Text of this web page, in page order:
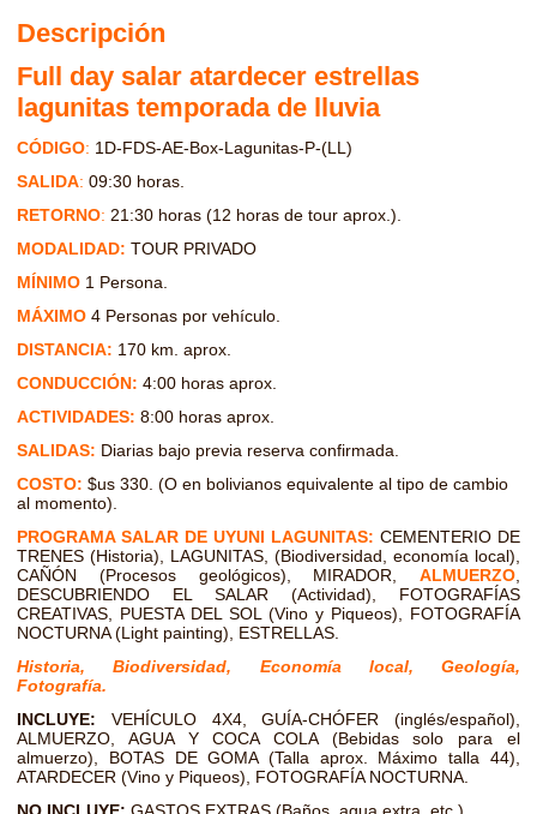
de
cantidad
Descripción
Full day salar atardecer estrellas
lagunitas temporada de lluvia
CÓDIGO: 1D-FDS-AE-Box-Lagunitas-P-(LL)
SALIDA: 09:30 horas.
RETORNO: 21:30 horas (12 horas de tour aprox.).
MODALIDAD:TOUR PRIVADO
MÍNIMO 1 Persona.
MÁXIMO 4 Personas por vehículo.
DISTANCIA: 170 km. aprox.
CONDUCCIÓN:4:00 horas aprox.
ACTIVIDADES: 8:00 horas aprox.
SALIDAS: Diarias bajo previa reserva confirmada.
COSTO: $us 330. (O en bolivianos equivalente al tipo de cambio
al momento).
PROGRAMA SALAR DE UYUNI LAGUNITAS: CEMENTERIO DE
TRENES (Historia), LAGUNITAS, (Biodiversidad, economía local),
CAÑÓN (Procesos geológicos), MIRADOR, ALMUERZO,
DESCUBRIENDO EL SALAR (Actividad), FOTOGRAFÍAS
CREATIVAS, PUESTA DEL SOL (Vino y Piqueos), FOTOGRAFÍA
NOCTURNA (Light painting), ESTRELLAS.
Historia, Biodiversidad, Economía local, Geología,
Fotografía.
INCLUYE: VEHÍCULO 4X4, GUÍA-CHÓFER (inglés/español),
ALMUERZO, AGUA Y COCA COLA (Bebidas solo para el
almuerzo), BOTAS DE GOMA (Talla aprox. Máximo talla 44),
ATARDECER (Vino y Piqueos), FOTOGRAFÍA NOCTURNA.